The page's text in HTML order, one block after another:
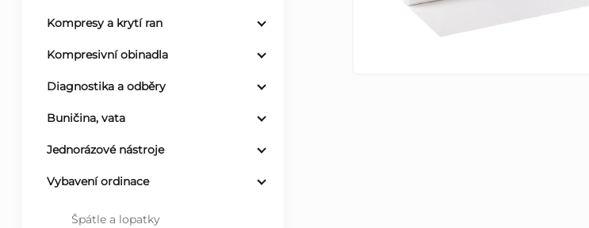
Kompresy a krytí ran
Kompresivní obinadla
Diagnostika a odběry
Buničina, vata
Jednorázové nástroje
Vybavení ordinace
Špátle a lopatky